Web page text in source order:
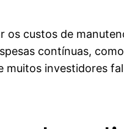
os custos de
contínuas,
investidores